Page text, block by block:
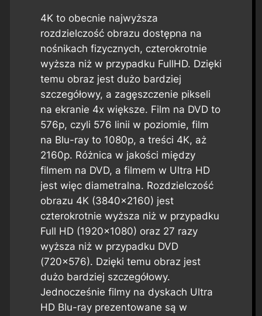
4K to obecnie najwyższa
rozdzielczość obrazu dostępna na
nośnikach fizycznych, czterokrotnie
wyższa niż w przypadku FullHD. Dzięki
temu obraz jest dużo bardziej
szczegółowy, a zagęszczenie pikseli
na ekranie 4x większe. Film na DVD to
576p, czyli 576 linii w poziomie, film
na Blu-ray to 1080p, a treści 4K, aż
2160p. Różnica w jakości między
filmem na DVD, a filmem w Ultra HD
jest więc diametralna. Rozdzielczość
obrazu 4K (3840×2160) jest
czterokrotnie wyższa niż w przypadku
Full HD (1920×1080) oraz 27 razy
wyższa niż w przypadku DVD
(720×576). Dzięki temu obraz jest
dużo bardziej szczegółowy.
Jednocześnie filmy na dyskach Ultra
HD Blu-ray prezentowane są w